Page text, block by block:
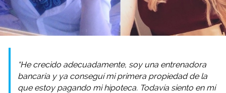
“He crecido adecuadamente, soy una entrenadora
bancaria y ya conseguí mi primera propiedad de la
que estoy pagando mi hipoteca. Todavía siento en mí